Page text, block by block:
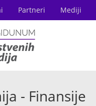
Partneri Mediji
- Finansije